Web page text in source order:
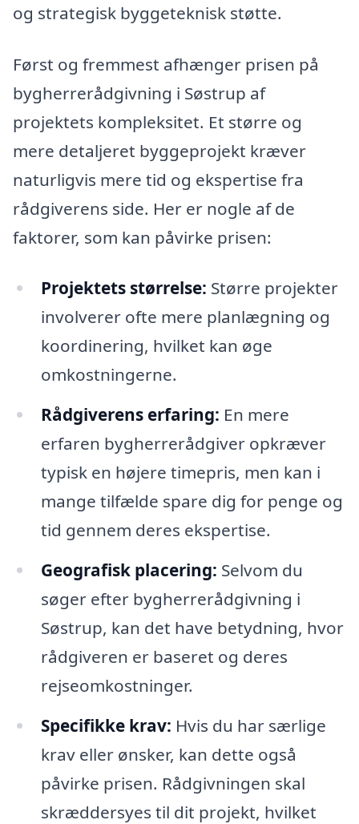
og strategisk byggeteknisk støtte.
Først og fremmest afhænger prisen på
bygherrerådgivning i Søstrup af
projektets kompleksitet. Et større og
mere detaljeret byggeprojekt kræver
naturligvis mere tid og ekspertise fra
rådgiverens side. Her er nogle af de
faktorer, som kan påvirke prisen:
Projektets størrelse: Større projekter
involverer ofte mere planlægning og
koordinering, hvilket kan øge
omkostningerne.
Rådgiverens erfaring: En mere
erfaren bygherrerådgiver opkræver
typisk en højere timepris, men kan i
mange tilfælde spare dig for penge og
tid gennem deres ekspertise.
Geografisk placering: Selvom du
søger efter bygherrerådgivning i
Søstrup, kan det have betydning, hvor
rådgiveren er baseret og deres
rejseomkostninger.
Specifikke krav: Hvis du har særlige
krav eller ønsker, kan dette også
påvirke prisen. Rådgivningen skal
skræddersyes til dit projekt, hvilket